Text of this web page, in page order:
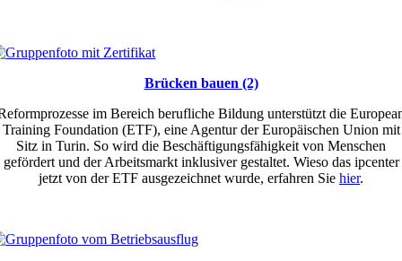
Brücken bauen (2)
im Bereich berufliche Bildung unterstützt die
Training Foundation (ETF), eine Agentur der Europäischen Union mit
Sitz in Turin. So wird die Beschäftigungsfähigkeit von Menschen
gefördert und der Arbeitsmarkt inklusiver gestaltet. Wieso das ipcenter
jetzt von der ETF ausgezeichnet wurde, erfahren Sie hier.